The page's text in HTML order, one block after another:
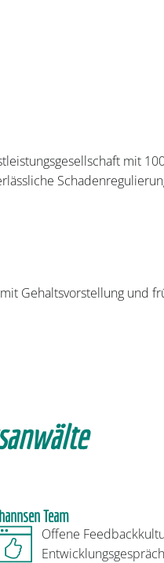
mit
Gehaltsvorstellung und
Team
Offene